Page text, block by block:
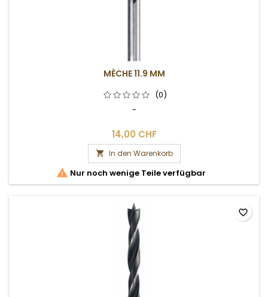
MÈCHE 11.9 MM
(0)
-
14,00 CHF
 In den Warenkorb
 Nur noch wenige Teile verfügbar
favorite_border